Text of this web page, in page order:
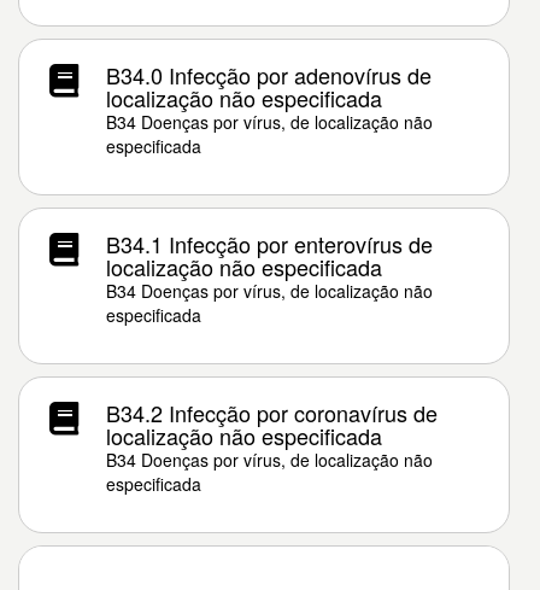
B34.0 Infecção por adenovírus de
localização não especificada
B34 Doenças por vírus, de localização não
especificada
B34.1 Infecção por enterovírus de
localização não especificada
B34 Doenças por vírus, de localização não
especificada
B34.2 Infecção por coronavírus de
localização não especificada
B34 Doenças por vírus, de localização não
especificada